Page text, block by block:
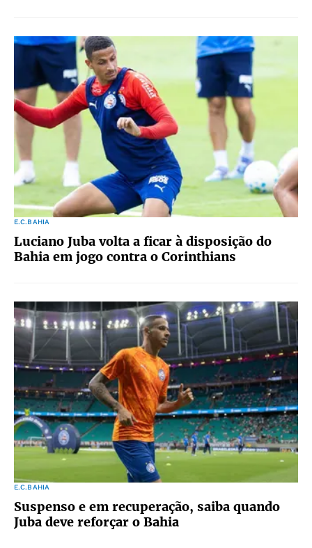
E.C.BAHIA
Luciano Juba volta a ficar à disposição do
Bahia em jogo contra o Corinthians
E.C.BAHIA
Suspenso e em recuperação, saiba quando
Juba deve reforçar o Bahia